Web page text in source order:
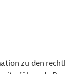
zu den